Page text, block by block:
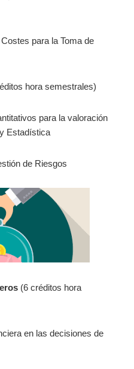
para la Toma de
hora semestrales)
para la valoración
Estadística
de Riesgos
(6 créditos hora
en las decisiones de